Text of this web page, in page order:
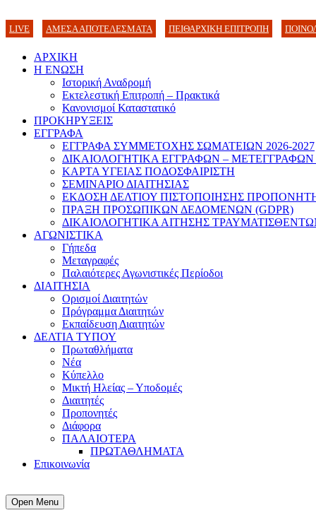
LIVE ΑΜΕΣΑ ΑΠΟΤΕΛΕΣΜΑΤΑ ΠΕΙΘΑΡΧΙΚΗ ΕΠΙΤΡΟΠΗ
ΑΡΧΙΚΗ
Η ΕΝΩΣΗ
Ιστορική Αναδρομή
Εκτελεστική Επιτροπή – Πρακτικά
Κανονισμοί Καταστατικό
ΠΡΟΚΗΡΥΞΕΙΣ
ΕΓΓΡΑΦΑ
ΕΓΓΡΑΦΑ ΣΥΜΜΕΤΟΧΗΣ ΣΩΜΑΤΕΙΩΝ 2026-2027
ΔΙΚΑΙΟΛΟΓΗΤΙΚΑ ΕΓΓΡΑΦΩΝ –
ΚΑΡΤΑ ΥΓΕΙΑΣ ΠΟΔΟΣΦΑΙΡΙΣΤΗ
ΣΕΜΙΝΑΡΙΟ ΔΙΑΙΤΗΣΙΑΣ
ΕΚΔΟΣΗ ΔΕΛΤΙΟΥ ΠΙΣΤΟΠΟΙΗΣΗΣ
ΠΡΑΞΗ ΠΡΟΣΩΠΙΚΩΝ ΔΕΔΟΜΕΝΩΝ (GDPR)
ΔΙΚΑΙΟΛΟΓΗΤΙΚΑ ΑΙΤΗΣΗΣ
ΑΓΩΝΙΣΤΙΚΑ
Γήπεδα
Μεταγραφές
Παλαιότερες Αγωνιστικές Περίοδοι
ΔΙΑΙΤΗΣΙΑ
Ορισμοί Διαιτητών
Πρόγραμμα Διαιτητών
Εκπαίδευση Διαιτητών
ΔΕΛΤΙΑ ΤΥΠΟΥ
Πρωταθλήματα
Νέα
Κύπελλο
Μικτή Ηλείας – Υποδομές
Διαιτητές
Προπονητές
Διάφορα
ΠΑΛΑΙΟΤΕΡΑ
ΠΡΩΤΑΘΛΗΜΑΤΑ
Επικοινωνία
Open Menu